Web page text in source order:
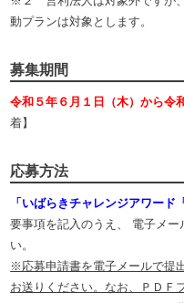
動プランは対象とします。
募集期間
令和５年６月１日（木）から令
着】
応募方法
「いばらきチャレンジアワード
要事項を記入のうえ、 電子メ
い。
※応募申請書を電子メールで提
お送りください。なお、ＰＤＦ